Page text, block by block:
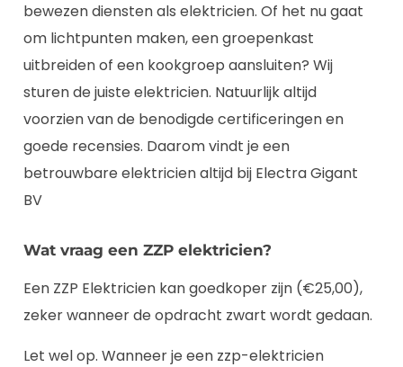
bewezen diensten als elektricien. Of het nu gaat
om lichtpunten maken, een groepenkast
uitbreiden of een kookgroep aansluiten? Wij
sturen de juiste elektricien. Natuurlijk altijd
voorzien van de benodigde certificeringen en
goede recensies. Daarom vindt je een
betrouwbare elektricien altijd bij Electra Gigant
BV
Wat vraag een ZZP elektricien?
Een ZZP Elektricien kan goedkoper zijn (€25,00),
zeker wanneer de opdracht zwart wordt gedaan.
Let wel op. Wanneer je een zzp-elektricien